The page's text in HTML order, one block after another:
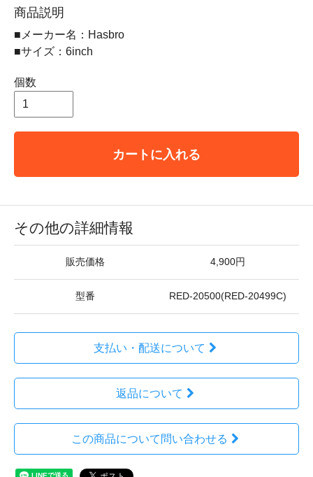
商品説明
■メーカー名：Hasbro
■サイズ：6inch
個数
カートに入れる
その他の詳細情報
販売価格 4,900円
型番 RED-20500(RED-20499C)
支払い・配送について
返品について
この商品について問い合わせる